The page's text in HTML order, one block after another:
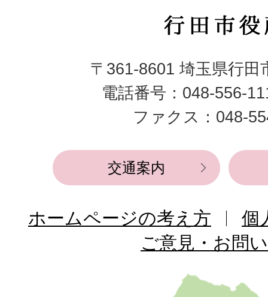
行
市
役
所
〒361-8601 埼玉県行田
電話番号：048-556-
ファクス：048-
交通案内
ホームページの考え方
個
ご意見・お問